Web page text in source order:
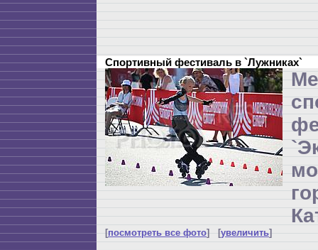
Спортивный фестиваль в `Лужниках`
[посмотреть все фото] [увеличить]